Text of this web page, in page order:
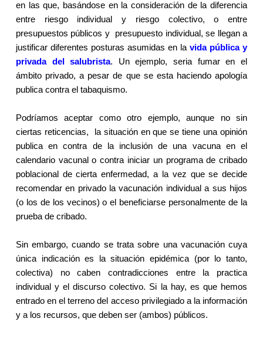
en las que, basándose en la consideración de la diferencia
entre riesgo individual y riesgo colectivo, o entre
presupuestos públicos y
presupuesto individual, se llegan a
justificar diferentes posturas asumidas en lavida pública y
privada del salubrista. Un ejemplo, seria fumar en el
ámbito privado, a pesar de que se esta haciendo apología
publica contra el tabaquismo.
Podríamos aceptar como otro ejemplo, aunque no sin
ciertas reticencias,
la situación en que se tiene una opinión
publica en contra de la inclusión de una vacuna en el
calendario vacunal o contra iniciar un programa de cribado
poblacional de cierta enfermedad, a la vez que se decide
recomendar en privado la vacunación individual a sus hijos
(o los de los vecinos) o el beneficiarse personalmente de la
prueba de cribado.
Sin embargo, cuando se trata sobre una vacunación cuya
única indicación es la situación epidémica (por lo tanto,
colectiva) no caben contradicciones entre la practica
individual y el discurso colectivo. Si la hay, es que hemos
entrado en el terreno del acceso privilegiado a la información
y a los recursos, que deben ser (ambos) públicos.